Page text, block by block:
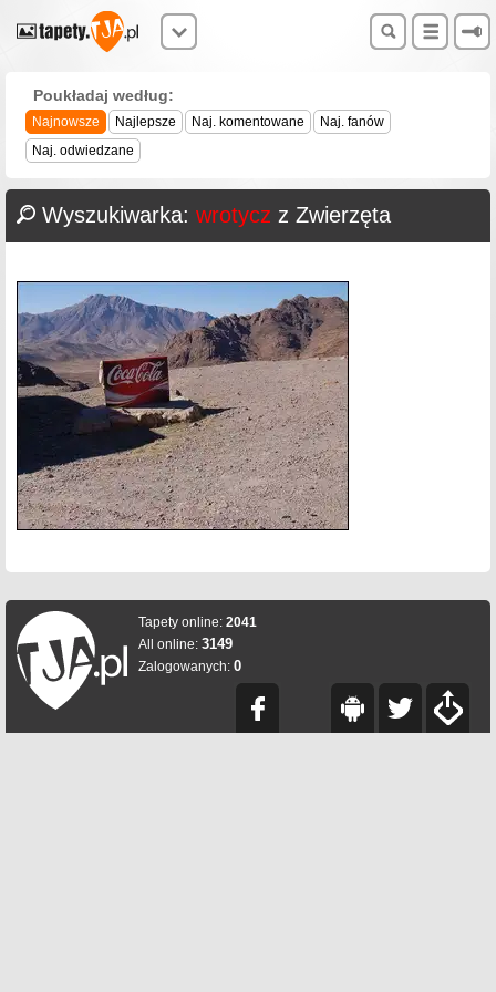
Poukładaj według:
Najnowsze Najlepsze Naj. komentowane
Naj. fanów
Naj. odwiedzane
Wyszukiwarka: wrotycz z Zwierzęta
Tapety online: 2041
All online: 3149
Zalogowanych: 0